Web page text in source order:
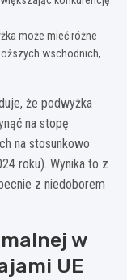
może mieć różne
wschodnich,
że podwyżka
na stopę
na stosunkowo
roku). Wynika to z
z niedoborem
w
UE